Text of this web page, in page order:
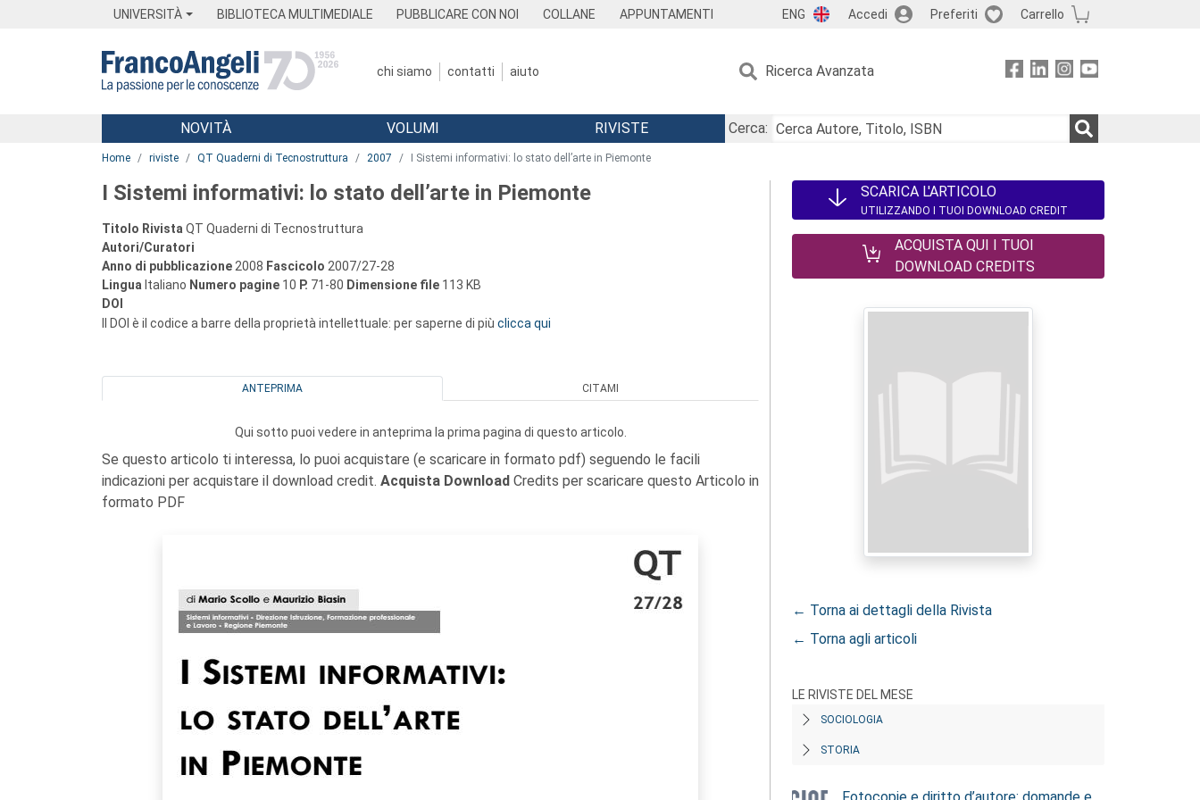
UNIVERSITÀ BIBLIOTECA MULTIMEDIALE PUBBLICARE CON NOI COLLANE APPUNTAMENTI ENG Accedi Preferiti Carrello
chi siamo contatti aiuto Ricerca Avanzata
Menu
NOVITÀ VOLUMI RIVISTE
Cerca:
Home riviste QT Quaderni di Tecnostruttura 2007 I Sistemi informativi: lo stato dell’arte in Piemonte
I Sistemi informativi: lo stato dell’arte in Piemonte
Titolo Rivista QT Quaderni di Tecnostruttura
Autori/Curatori
Anno di pubblicazione 2008 Fascicolo 2007/27-28
Lingua Italiano Numero pagine 10 P. 71-80 Dimensione file 113 KB
DOI
Il DOI è il codice a barre della proprietà intellettuale: per saperne di più clicca qui
ANTEPRIMA CITAMI
Qui sotto puoi vedere in anteprima la prima pagina di questo articolo.
Se questo articolo ti interessa, lo puoi acquistare (e scaricare in formato pdf) seguendo le facili
indicazioni per acquistare il download credit. Acquista Download Credits per scaricare questo Articolo in
formato PDF
SCARICA L'ARTICOLO
UTILIZZANDO I TUOI DOWNLOAD CREDIT
ACQUISTA QUI I TUOI
DOWNLOAD CREDITS
← Torna ai dettagli della Rivista
← Torna agli articoli
LE RIVISTE DEL MESE
SOCIOLOGIA
STORIA